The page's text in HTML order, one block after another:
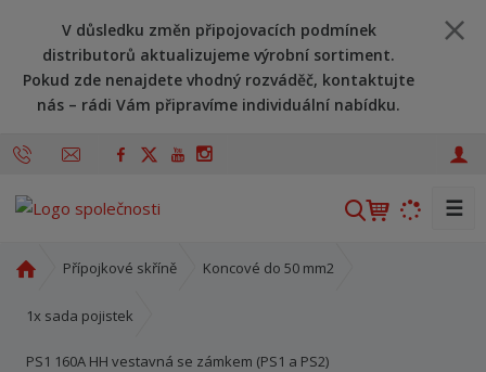
V důsledku změn připojovacích podmínek
distributorů aktualizujeme výrobní sortiment.
Pokud zde nenajdete vhodný rozváděč, kontaktujte
nás – rádi Vám připravíme individuální nabídku.
V
☰
o
n
Přípojkové skříně Koncové do 50 mm2
1x sada pojistek
PS1 160A HH vestavná se zámkem (PS1 a PS2)